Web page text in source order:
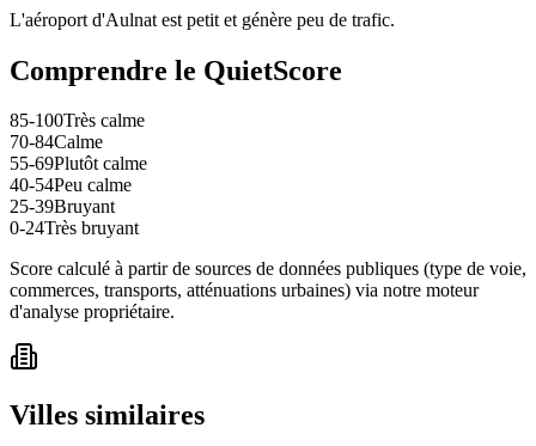
L'aéroport d'Aulnat est petit et génère peu de trafic.
Comprendre le QuietScore
85-100Très calme
70-84Calme
55-69Plutôt calme
40-54Peu calme
25-39Bruyant
0-24Très bruyant
Score calculé à partir de sources de données publiques (type de voie,
commerces, transports, atténuations urbaines) via notre moteur
d'analyse propriétaire.
Villes similaires